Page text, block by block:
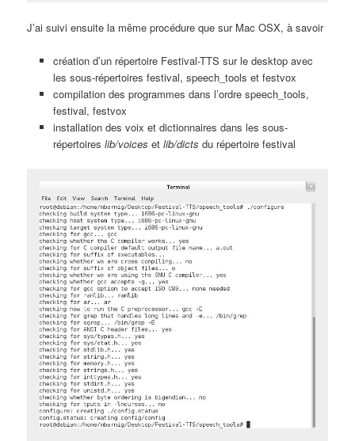
J’ai suivi ensuite la même procédure que sur Mac OSX, à savoir
création d’un répertoire Festival-TTS sur le desktop avec
les sous-répertoires festival, speech_tools et festvox
compilation des programmes dans l’ordre speech_tools,
festival, festvox
installation des voix et dictionnaires dans les sous-
répertoires lib/voices et lib/dicts du répertoire festival